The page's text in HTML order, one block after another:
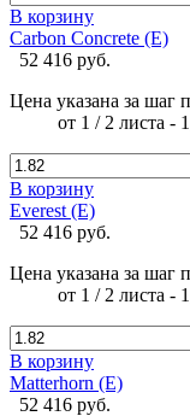
В корзину
Carbon Concrete (E)
52 416 руб.
Цена указана за шаг
от 1 / 2 листа -
В корзину
Everest (E)
52 416 руб.
Цена указана за шаг
от 1 / 2 листа -
В корзину
Matterhorn (E)
52 416 руб.